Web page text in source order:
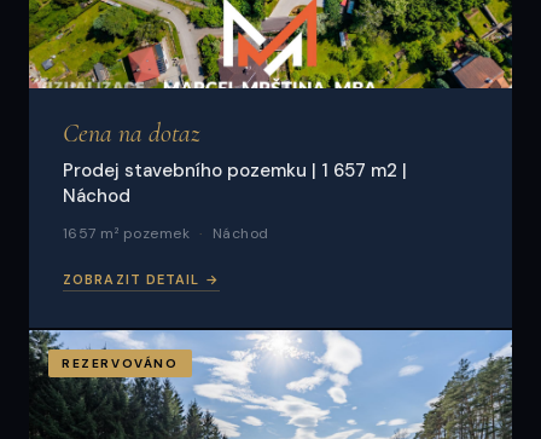
Cena na dotaz
Prodej stavebního pozemku | 1 657 m2 |
Náchod
1657 m² pozemek Náchod
ZOBRAZIT DETAIL →
REZERVOVÁNO